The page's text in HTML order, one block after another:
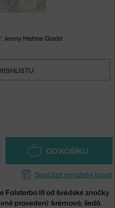
Jenny Hahne Gadd
DO KOŠÍKU
Spočítat množství tapet
Falsterbo III od švédské značky
provedení: krémová, šedá.